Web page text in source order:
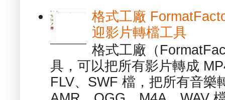
格式工廠
迎影片轉檔工具
格式工廠（
具，可以把所有影片轉成
FLV、SWF 檔，把所有音樂